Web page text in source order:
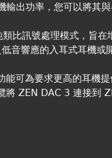
出功率，您可以將其與
比訊號處理模式，旨在
音響應的入耳式耳機或
可為要求更高的耳機
ZEN DAC 3 連接到